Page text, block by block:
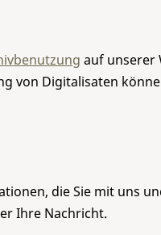
auf unserer
von Digitalisaten
die Sie mit uns
Ihre Nachricht.